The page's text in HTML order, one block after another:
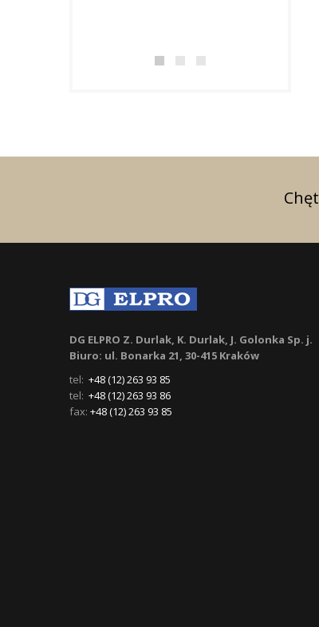
DG ELPRO Z. Durlak, K. Durlak, J. Golonka Sp. j.
Biuro: ul. Bonarka 21, 30-415 Kraków
tel: +48 (12) 263 93 85
tel: +48 (12) 263 93 86
fax: +48 (12) 263 93 85